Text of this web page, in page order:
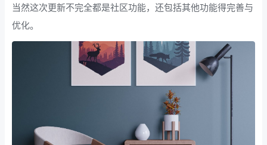
当然这次更新不完全都是社区功能，还包括其他功能得完善与
优化。